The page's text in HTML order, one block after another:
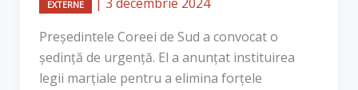
EXTERNE
Președintele Coreei de Sud a convocat o
ședință de urgență. El a anunțat instituirea
legii marțiale pentru a elimina forțele